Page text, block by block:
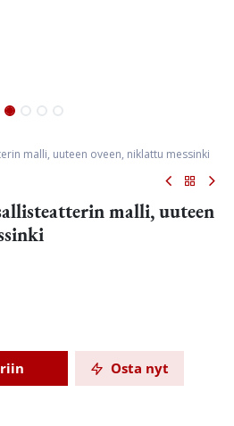
malli, uuteen oveen, niklattu messinki
malli, uuteen
Osta nyt